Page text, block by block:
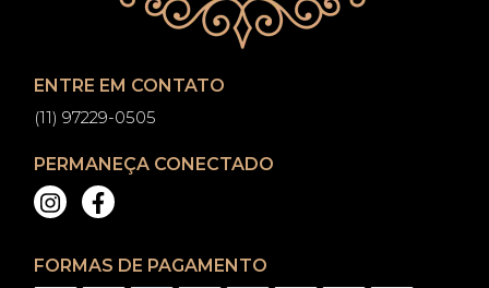
ENTRE EM CONTATO
(11) 97229-0505
PERMANEÇA CONECTADO
FORMAS DE PAGAMENTO